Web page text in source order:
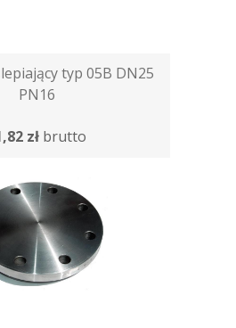
typ 05B DN25
PN16
zł brutto